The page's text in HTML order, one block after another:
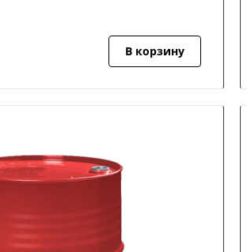
В корзину